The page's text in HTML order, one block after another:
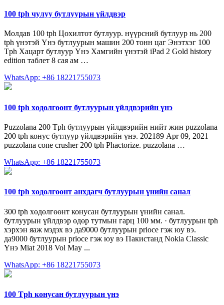
100 tph чулуу бутлуурын үйлдвэр
Молдав 100 tph Цохилтот бутлуур. нүүрсний бутлуур нь 200
tph үнэтэй Үнэ бутлуурын машин 200 тонн цаг Энэтхэг 100
Tph Хацарт бутлуур Үнэ Хамгийн үнэтэй iPad 2 Gold history
edition таблет 8 сая ам …
WhatsApp: +86 18221755073
100 tph хөдөлгөөнт бутлуурын үйлдвэрийн үнэ
Puzzolana 200 Tph бутлуурын үйлдвэрийн нийт жин puzzolana
200 tph конус бутлуур үйлдвэрийн үнэ. 202189 Apr 09, 2021
puzzolana cone crusher 200 tph Phactorize. puzzolana …
WhatsApp: +86 18221755073
100 tph хөдөлгөөнт анхдагч бутлуурын үнийн санал
300 tph хөдөлгөөнт конусан бутлуурын үнийн санал.
бутлуурын үйлдвэр өдөр тутмын гарц 100 мм. · бутлуурын tph
хэрхэн яаж мэдэх вэ да9000 бутлуурын prioce гэж юу вэ.
да9000 бутлуурын prioce гэж юу вэ Пакистанд Nokia Classic
Үнэ Miat 2018 Vol May ...
WhatsApp: +86 18221755073
100 Tph конусан бутлуурын үнэ